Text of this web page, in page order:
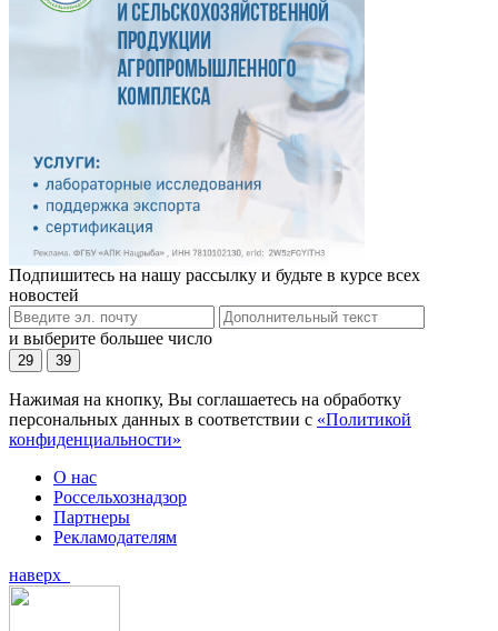
Подпишитесь на нашу рассылку и будьте в курсе всех
новостей
и выберите большее число
29 39
Нажимая на кнопку, Вы соглашаетесь на обработку
персональных данных в соответствии с «Политикой
конфиденциальности»
О нас
Россельхознадзор
Партнеры
Рекламодателям
наверх